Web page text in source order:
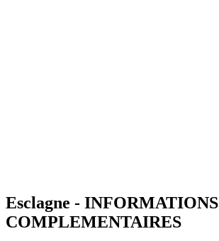
Esclagne - INFORMATIONS
COMPLEMENTAIRES